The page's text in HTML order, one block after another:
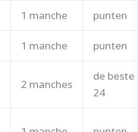
1 manche punten
1 manche punten
2 manches
de beste
24